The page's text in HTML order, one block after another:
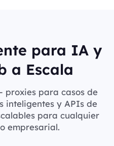
para IA y
a Escala
proxies para casos de
inteligentes y APIs de
para cualquier
empresarial.